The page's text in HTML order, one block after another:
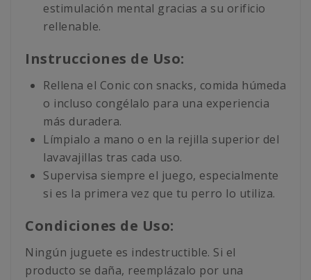
estimulación mental gracias a su orificio
rellenable.
Instrucciones de Uso:
Rellena el Conic con snacks, comida húmeda
o incluso congélalo para una experiencia
más duradera.
Límpialo a mano o en la rejilla superior del
lavavajillas tras cada uso.
Supervisa siempre el juego, especialmente
si es la primera vez que tu perro lo utiliza.
Condiciones de Uso:
Ningún juguete es indestructible. Si el
producto se daña, reemplázalo por una